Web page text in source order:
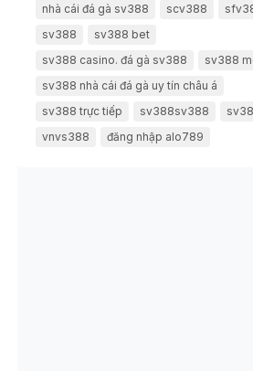
nhà cái đá gà sv388
scv388
sv388
sv388 bet
sv388 casino. đá gà sv388
sv388
sv388 nhà cái đá gà uy tín châu á
sv388 trực tiếp
sv388sv388
vnvs388
đăng nhập alo789